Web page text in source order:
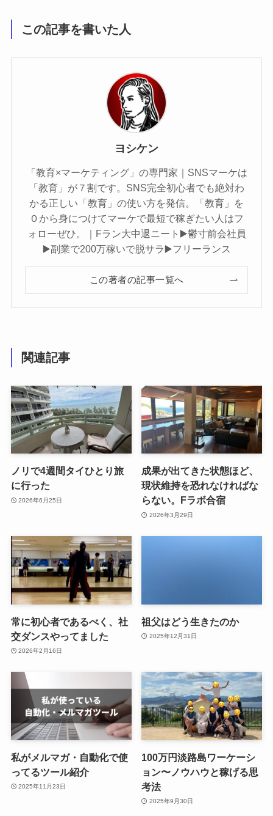
この記事を書いた人
ヨシケン
「教育×マーケティング」の専門家｜SNSマーケは
「教育」が７割です。SNS完全初心者でも絶対わ
かる正しい「教育」の使い方を発信。「教育」を
０から身につけてマーケで最短で稼ぎたい人はフ
ォローぜひ。｜Fラン大中退ニート▶️鬱寸前会社員
▶️副業で200万稼いで脱サラ▶️フリーランス
この著者の記事一覧へ
関連記事
ノリで4週間タイひとり旅
に行った
2026年6月25日
成果が出てきた状態ほど、
現状維持を恐れなければな
らない。Fラボ合宿
2026年3月29日
常に初心者であるべく、社
交ダンスやってました
2026年2月16日
祖父はどう生きたのか
2025年12月31日
私がメルマガ・自動化で使
ってるツール紹介
2025年11月23日
100万円淡路島ワーケーシ
ョン〜ノウハウと稼げる思
考法
2025年9月30日